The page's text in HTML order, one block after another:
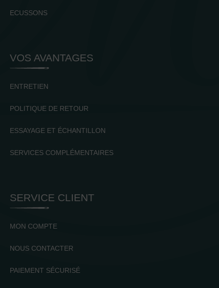
ECUSSONS
VOS AVANTAGES
ENTRETIEN
POLITIQUE DE RETOUR
ESSAYAGE ET ÉCHANTILLON
SERVICES COMPLÉMENTAIRES
SERVICE CLIENT
MON COMPTE
NOUS CONTACTER
PAIEMENT SÉCURISÉ